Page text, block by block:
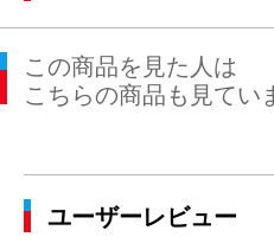
この商品を見た人は
こちらの商品も見てい
ユーザーレビュー